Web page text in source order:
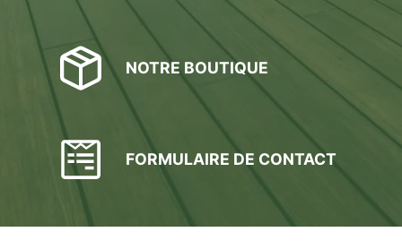
NOTRE BOUTIQUE
FORMULAIRE DE CONTACT